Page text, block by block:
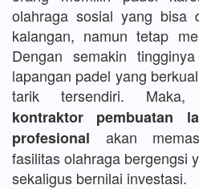
olahraga sosial yang bisa
kalangan, namun tetap
Dengan semakin
lapangan padel yang
tarik tersendiri. Maka,
kontraktor pembuatan
profesional akan
fasilitas olahraga bergengsi
sekaligus bernilai investasi.